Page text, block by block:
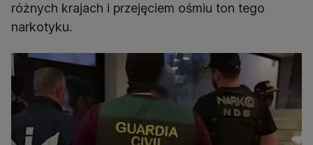
różnych krajach i przejęciem ośmiu ton tego
narkotyku.